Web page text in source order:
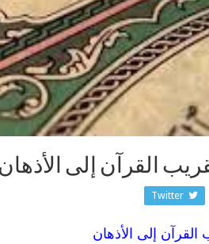
القرآن إلى الأذهان
Twitter
إلى الأذهان